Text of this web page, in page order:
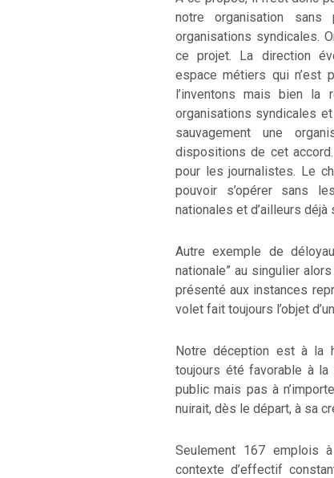
notre organisation
organisations syndicales.
ce projet. La direction
espace métiers qui n’est
l’inventons mais bien la
organisations syndicales
sauvagement une
dispositions de cet
pour les journalistes. Le
pouvoir s’opérer sans
nationales et d’ailleurs
Autre exemple de
nationale” au singulier
présenté aux instances
volet fait toujours l’objet
Notre déception est à la
toujours été favorable à la
public mais pas à
nuirait, dès le départ, à sa
Seulement 167 emplois
contexte d’effectif